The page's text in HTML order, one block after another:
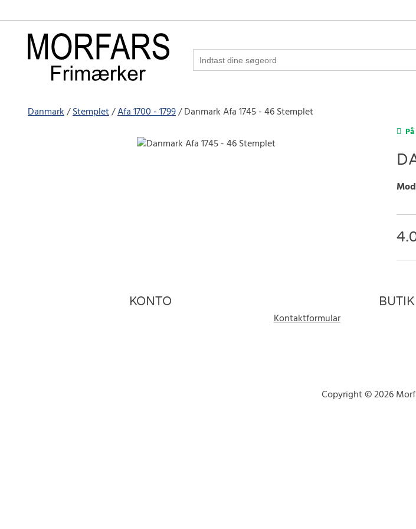
Danmark Stemplet Afa 1700 - 1799 Danmark Afa 1745 - 46 Stemplet
KONTO BUTIK
Kontaktformular
Copyright © 2026